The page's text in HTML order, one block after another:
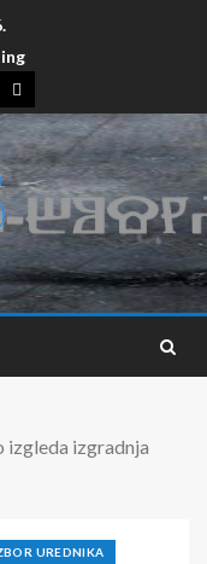
izgleda izgradnja
UREDNIKA